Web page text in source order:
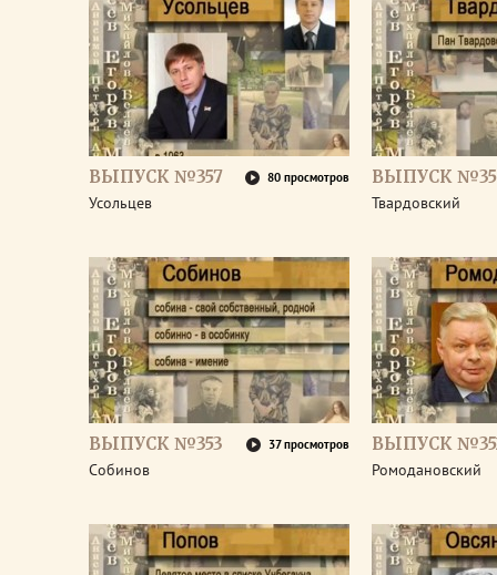
ВЫПУСК №357 80 просмотров
Усольцев
ВЫПУСК
Твардовский
ВЫПУСК №353 37 просмотров
Собинов
ВЫПУСК
Ромодановский